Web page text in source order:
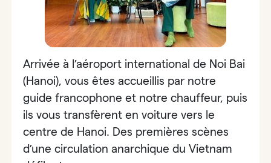
Arrivée à l’aéroport international de Noi Bai
(Hanoi), vous êtes accueillis par notre
guide francophone et notre chauffeur, puis
ils vous transfèrent en voiture vers le
centre de Hanoi. Des premières scènes
d’une circulation anarchique du Vietnam